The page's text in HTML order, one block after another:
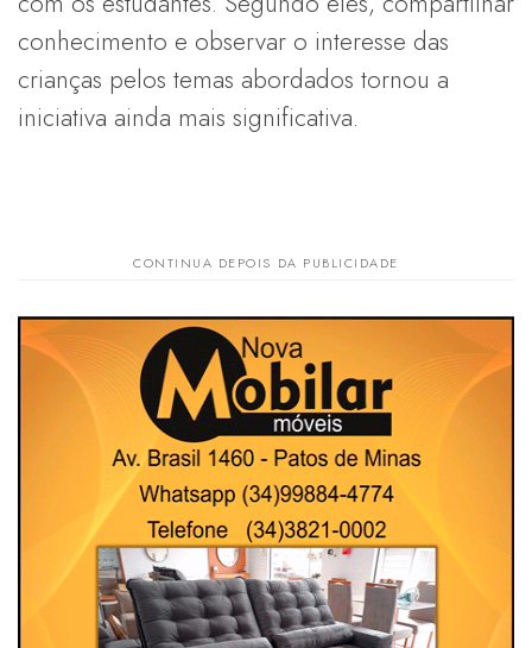
conhecimento e observar o interesse das
crianças pelos temas abordados tornou a
iniciativa ainda mais significativa.